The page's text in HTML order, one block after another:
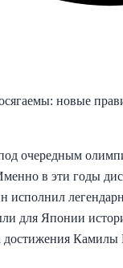
новые
очередным
в эти годы
исполнил
для Японии
достижения Камилы